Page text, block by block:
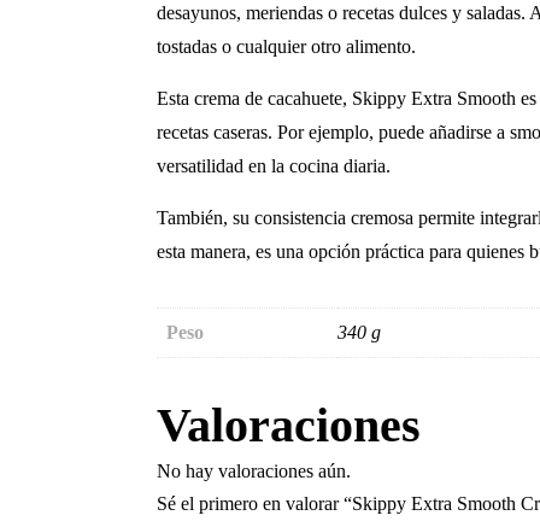
desayunos, meriendas o recetas dulces y
tostadas o cualquier otro alimento.
Esta crema de cacahuete, Skippy Extra Smooth
recetas caseras. Por ejemplo, puede añadirse a
versatilidad en la cocina diaria.
También, su consistencia cremosa permite
esta manera, es una opción práctica para
Peso 340 g
Valoraciones
No hay valoraciones aún.
Sé el primero en valorar “Skippy Extra Smooth